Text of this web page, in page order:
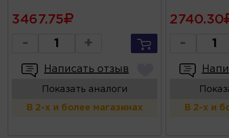
3467.75
- +
Написать отзыв
Показать аналоги
В 2-х и более магазинах
2740.30
-
В 2-х и